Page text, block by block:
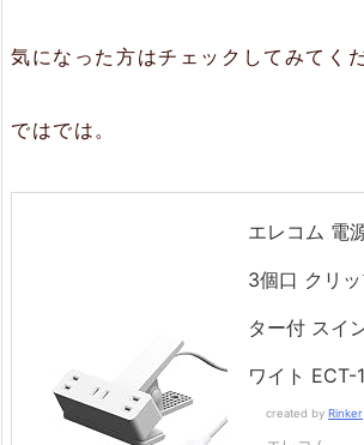
気になった方はチェックしてみてくだ
ではでは。
エレコム 電
3個口 クリ
ター付 スイ
ワイト ECT-
created by Rinker